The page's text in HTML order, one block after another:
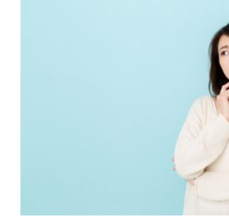
診療メ
根管治療